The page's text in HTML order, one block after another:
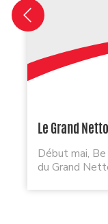
Le Grand
Début mai,
du Grand